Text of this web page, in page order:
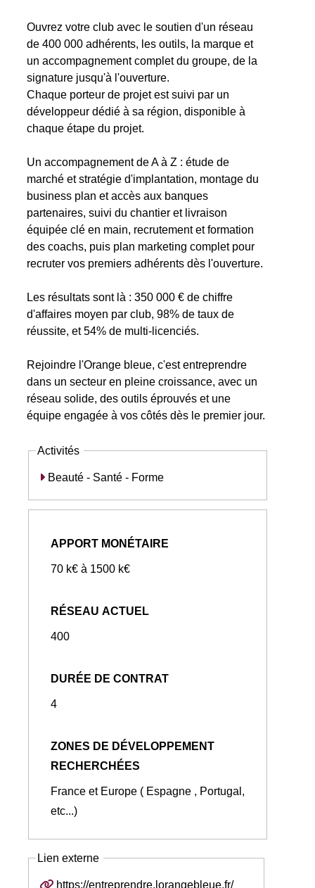
Ouvrez votre club avec le soutien d'un réseau
de 400 000 adhérents, les outils, la marque et
un accompagnement complet du groupe, de la
signature jusqu'à l'ouverture.
Chaque porteur de projet est suivi par un
développeur dédié à sa région, disponible à
chaque étape du projet.
Un accompagnement de A à Z : étude de
marché et stratégie d'implantation, montage du
business plan et accès aux banques
partenaires, suivi du chantier et livraison
équipée clé en main, recrutement et formation
des coachs, puis plan marketing complet pour
recruter vos premiers adhérents dès l'ouverture.
Les résultats sont là : 350 000 € de chiffre
d'affaires moyen par club, 98% de taux de
réussite, et 54% de multi-licenciés.
Rejoindre l'Orange bleue, c'est entreprendre
dans un secteur en pleine croissance, avec un
réseau solide, des outils éprouvés et une
équipe engagée à vos côtés dès le premier jour.
Activités
Beauté - Santé - Forme
APPORT MONÉTAIRE
70 k€ à 1500 k€
RÉSEAU ACTUEL
400
DURÉE DE CONTRAT
4
ZONES DE DÉVELOPPEMENT
RECHERCHÉES
France et Europe ( Espagne , Portugal,
etc...)
Lien externe
https://entreprendre.lorangebleue.fr/